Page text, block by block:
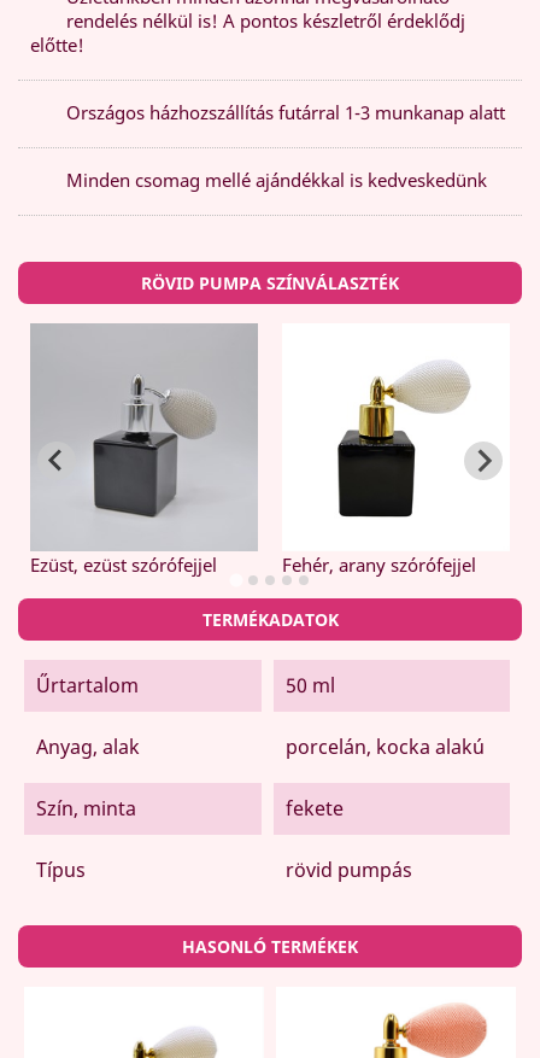
rendelés nélkül is! A pontos készletről érdeklődj
előtte!
Országos házhozszállítás futárral 1-3 munkanap alatt
Minden csomag mellé ajándékkal is kedveskedünk
RÖVID PUMPA SZÍNVÁLASZTÉK
Ezüst, ezüst szórófejjel Fehér, arany szórófejjel
TERMÉKADATOK
Űrtartalom 50 ml
Anyag, alak porcelán, kocka alakú
Szín, minta fekete
Típus rövid pumpás
HASONLÓ TERMÉKEK